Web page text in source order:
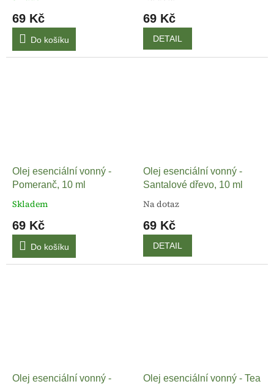
69 Kč
Do košíku
69 Kč
DETAIL
Olej esenciální vonný -
Pomeranč, 10 ml
Skladem
69 Kč
Do košíku
Olej esenciální vonný -
Santalové dřevo, 10 ml
Na dotaz
69 Kč
DETAIL
Olej esenciální vonný -
Olej esenciální vonný - Tea